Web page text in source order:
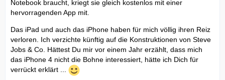
Notebook braucht, kriegt sie gleich kostenlos mit einer
hervorragenden App mit.
Das iPad und auch das iPhone haben für mich völlig ihren Reiz
verloren. Ich verzichte künftig auf die Konstruktionen von Steve
Jobs & Co. Hättest Du mir vor einem Jahr erzählt, dass mich
das iPhone 4 nicht die Bohne interessiert, hätte ich Dich für
verrückt erklärt ...